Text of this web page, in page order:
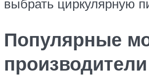
выбрать циркулярную
Популярные
производители